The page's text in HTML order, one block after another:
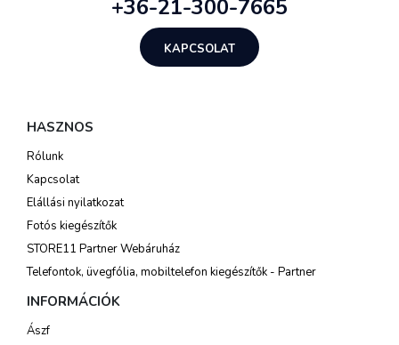
+36-21-300-7665
KAPCSOLAT
HASZNOS
Rólunk
Kapcsolat
Elállási nyilatkozat
Fotós kiegészítők
STORE11 Partner Webáruház
Telefontok, üvegfólia, mobiltelefon kiegészítők - Partner
INFORMÁCIÓK
Ászf